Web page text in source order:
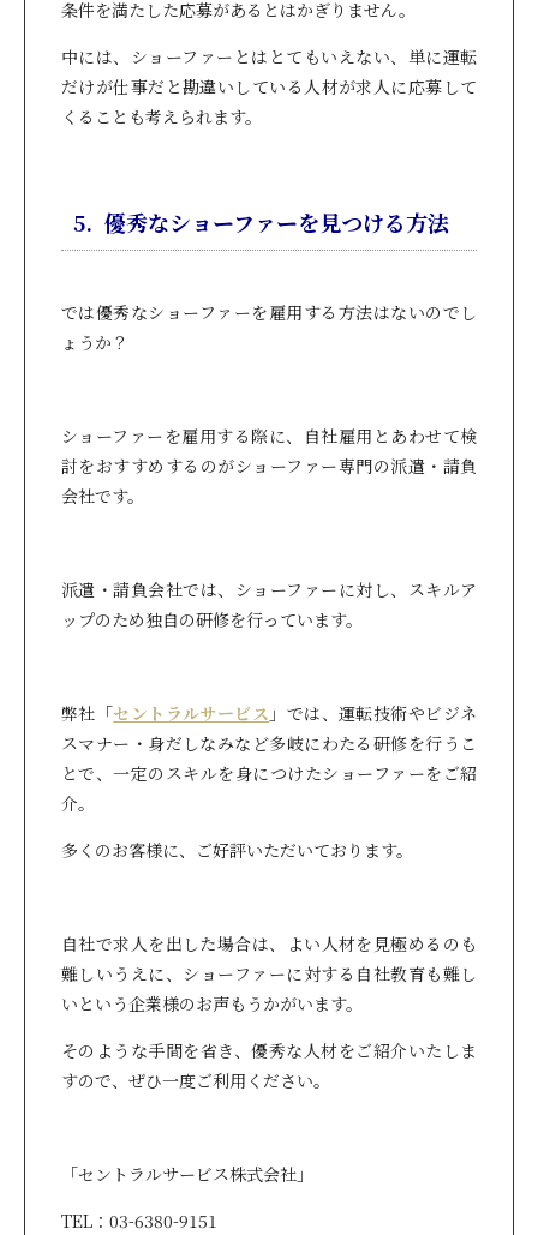
条件を満たした応募があるとはかぎりません。
中には、ショーファーとはとてもいえない、単に運転
だけが仕事だと勘違いしている人材が求人に応募して
くることも考えられます。
5. 優秀なショーファーを見つける方法
では優秀なショーファーを雇用する方法はないのでし
ょうか？
ショーファーを雇用する際に、自社雇用とあわせて検
討をおすすめするのがショーファー専門の派遣・請負
会社です。
派遣・請負会社では、ショーファーに対し、スキルア
ップのため独自の研修を行っています。
弊社「セントラルサービス 」では、運転技術やビジネ
スマナー・身だしなみなど多岐にわたる研修を行うこ
とで、一定のスキルを身につけたショーファーをご紹
介。
多くのお客様に、ご好評いただいております。
自社で求人を出した場合は、よい人材を見極めるのも
難しいうえに、ショーファーに対する自社教育も難し
いという企業様のお声もうかがいます。
そのような手間を省き、優秀な人材をご紹介いたしま
すので、ぜひ一度ご利用ください。
「セントラルサービス株式会社」
TEL：03-6380-9151